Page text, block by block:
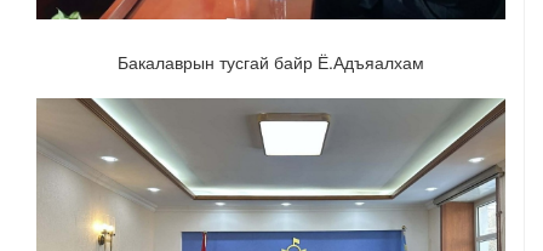
Бакалаврын тусгай байр Ё.Адъяалхам